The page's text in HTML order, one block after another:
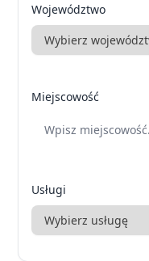
Województwo
Miejscowość
Usługi